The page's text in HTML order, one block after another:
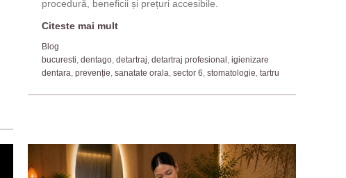
procedură, beneficii și prețuri accesibile.
Citeste mai mult
Blog
bucuresti, dentago, detartraj, detartraj profesional , igienizare
dentara, prevenție, sanatate orala, sector 6, stomatologie, tartru